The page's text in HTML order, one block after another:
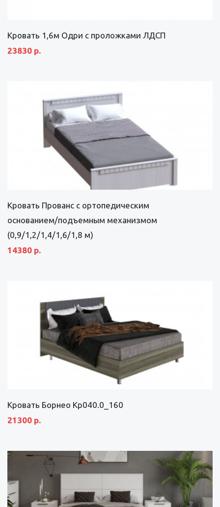
Кровать 1,6м Одри с проложками ЛДСП
23830 р.
Кровать Прованс с ортопедическим
основанием/подъемным механизмом
(0,9/1,2/1,4/1,6/1,8 м)
14380 р.
Кровать Борнео Кр040.0_160
21300 р.